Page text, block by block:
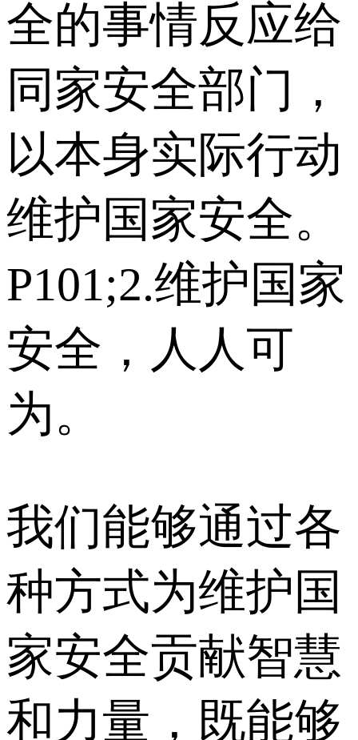
全的事情反应给
同家安全部门，
以本身实际行动
维护国家安全。
P101;2.维护国家
安全，人人可
为。
我们能够通过各
种方式为维护国
家安全贡献智慧
和力量，既能够